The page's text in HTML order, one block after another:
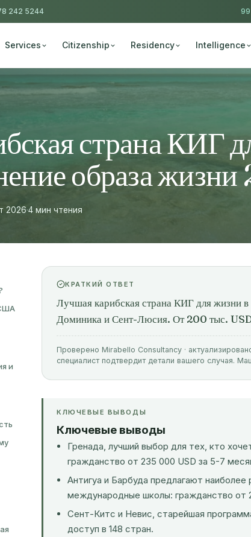
242 5244
Services Citizenship Residency Intelligence
страна КИГ
образа
2026·4 мин чтения
и
КРАТКИЙ ОТВЕТ
Лучшая карибская страна КИГ для жизни
Доминика и Сент-Люсия. От 200 тыс.
Проверено Mirabello Consultancy ·
специалист подтвердит детали вашего случая.
КЛЮЧЕВЫЕ ВЫВОДЫ
Ключевые выводы
Гренада, лучший выбор для тех, кто
гражданство от 235 000 USD за 5-7
Антигуа и Барбуда предлагают
международные школы: гражданство от
Сент-Китс и Невис, старейшая
доступ в 148 стран.